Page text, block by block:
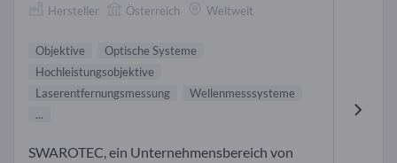
Hersteller Österreich Weltweit
Objektive
Optische Systeme
Hochleistungsobjektive
Laserentfernungsmessung
Wellenmesssysteme
...
SWAROTEC, ein Unternehmensbereich von